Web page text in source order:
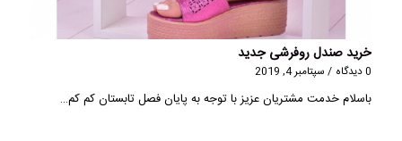
خرید صندل روفرشی جدید
0 دیدگاه / سپتامبر 4, 2019
باسلام خدمت مشتریان عزیز با توجه به پایان فصل تابستان کم کم…